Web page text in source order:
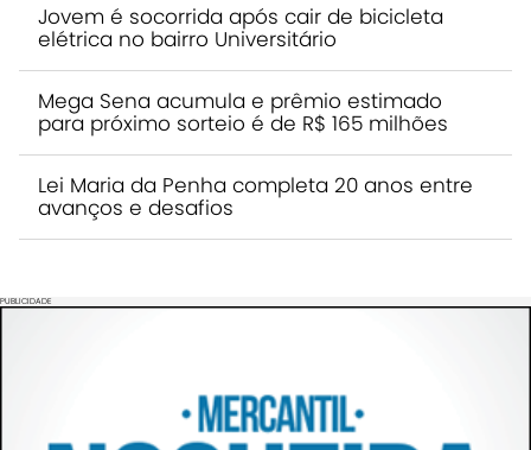
Jovem é socorrida após cair de bicicleta
elétrica no bairro Universitário
Mega Sena acumula e prêmio estimado
para próximo sorteio é de R$ 165 milhões
Lei Maria da Penha completa 20 anos entre
avanços e desafios
PUBLICIDADE